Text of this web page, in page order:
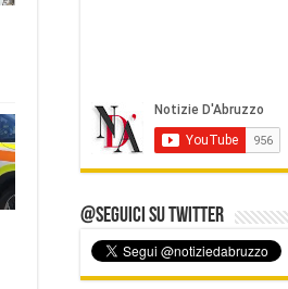
@Seguici su Twitter